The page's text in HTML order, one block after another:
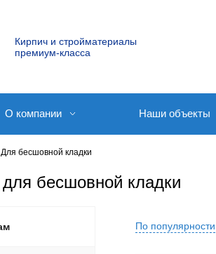
Кирпич и стройматериалы
премиум-класса
О компании Наши объекты
Для бесшовной кладки
бесшовной кладки
По популярности